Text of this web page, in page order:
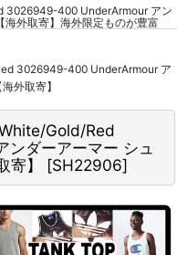
400 UnderArmour アン
海外取寄】海外限定ものが豊富
3026949-400 UnderArmour ア
外取寄】
Gold/Red
ダーアーマー シュ
】
[SH22906]